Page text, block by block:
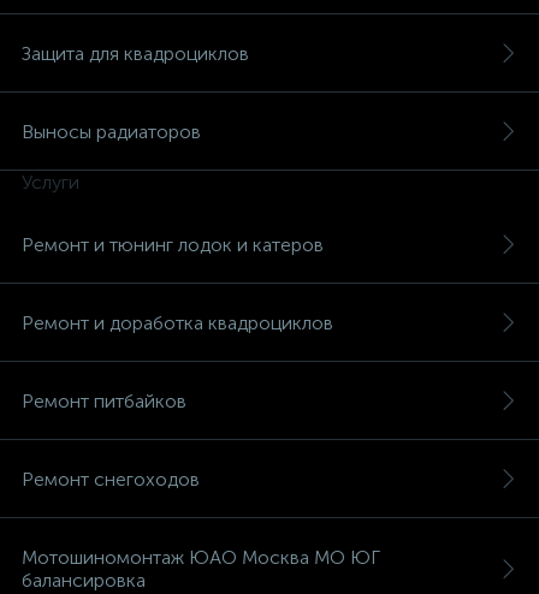
Защита для квадроциклов
Выносы радиаторов
Услуги
Ремонт и тюнинг лодок и катеров
Ремонт и доработка квадроциклов
Ремонт питбайков
Ремонт снегоходов
Мотошиномонтаж ЮАО Москва МО ЮГ
балансировка